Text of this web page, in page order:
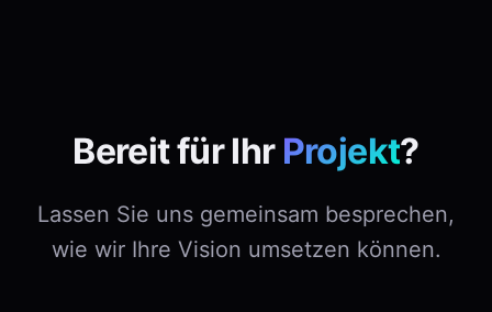
Bereit für Ihr Projekt?
Lassen Sie uns gemeinsam besprechen,
wie wir Ihre Vision umsetzen können.